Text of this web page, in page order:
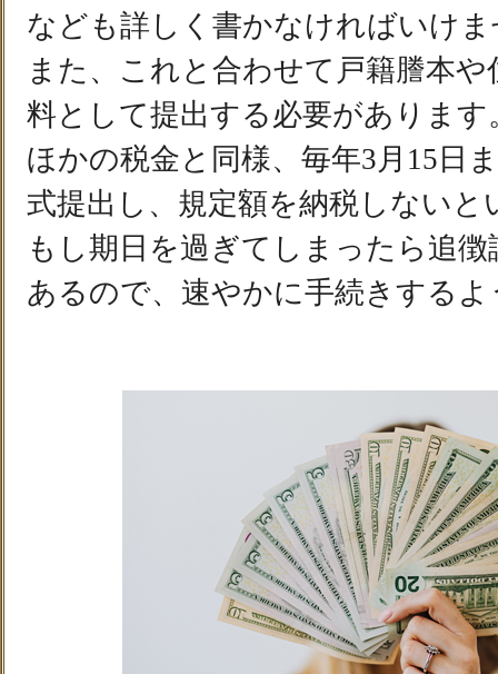
なども詳しく書かなければいけ
また、これと合わせて戸籍謄本
料として提出する必要があります
ほかの税金と同様、毎年3月15日
式提出し、規定額を納税しないと
もし期日を過ぎてしまったら追
あるので、速やかに手続きする